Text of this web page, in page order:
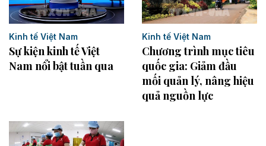
Kinh tế Việt Nam
Sự kiện kinh tế Việt
Nam nổi bật tuần qua
Kinh tế Việt Nam
Chương trình mục tiêu
quốc gia: Giảm đầu
mối quản lý, nâng hiệu
quả nguồn lực